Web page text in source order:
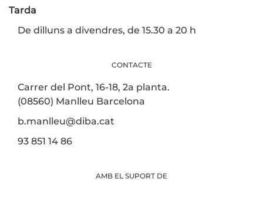
Tarda
De dilluns a divendres, de 15.30 a 20 h
CONTACTE
Carrer del Pont, 16-18, 2a planta.
(08560) Manlleu Barcelona
b.manlleu@diba.cat
93 851 14 86
AMB EL SUPORT DE